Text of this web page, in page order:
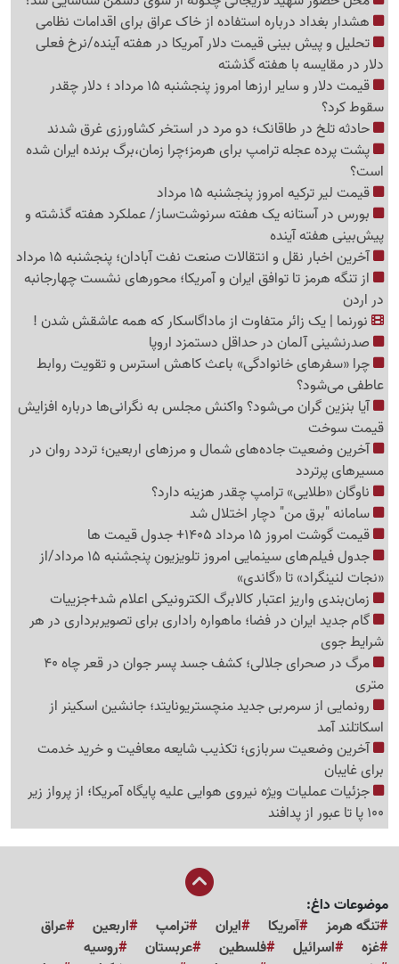
هشدار بغداد درباره استفاده از خاک عراق برای اقدامات نظامی
تحلیل و پیش بینی قیمت دلار آمریکا در هفته آینده/نرخ فعلی
دلار در مقایسه با هفته گذشته
قیمت دلار و سایر ارزها امروز پنجشنبه 15 مرداد ؛ دلار چقدر
سقوط کرد؟
حادثه تلخ در طاقانک؛ دو مرد در استخر کشاورزی غرق شدند
پشت پرده عجله ترامپ برای هرمز؛چرا زمان،برگ برنده ایران شده
است؟
قیمت لیر ترکیه امروز پنجشنبه 15 مرداد
بورس در آستانه یک هفته سرنوشت‌ساز/ عملکرد هفته گذشته و
پیش‌بینی هفته آینده
آخرین اخبار نقل‌ و انتقالات صنعت نفت آبادان؛ پنجشنبه 15 مرداد
از تنگه هرمز تا توافق ایران و آمریکا؛ محورهای نشست چهارجانبه
در اردن
نورنما | یک زائر متفاوت از ماداگاسکار که همه عاشقش شدن !
صدرنشینی آلمان در حداقل دستمزد اروپا
چرا «سفرهای خانوادگی» باعث کاهش استرس و تقویت روابط
عاطفی می‌شود؟
آیا بنزین گران می‌شود؟ واکنش مجلس به نگرانی‌ها درباره افزایش
قیمت سوخت
آخرین وضعیت جاده‌های شمال و مرزهای اربعین؛ تردد روان در
مسیرهای پرتردد
ناوگان «طلایی» ترامپ چقدر هزینه دارد؟
سامانه "برق من" دچار اختلال شد
قیمت گوشت امروز 15 مرداد 1405+ جدول قیمت ها
جدول فیلم‌های سینمایی امروز تلویزیون پنجشنبه 15 مرداد/از
«نجات لنینگراد» تا «گاندی»
زمان‌بندی واریز اعتبار کالابرگ الکترونیکی اعلام شد+جزییات
گام جدید ایران در فضا؛ ماهواره راداری برای تصویربرداری در هر
شرایط جوی
مرگ در صحرای جلالی؛ کشف جسد پسر جوان در قعر چاه 40
متری
رونمایی از سرمربی جدید منچستریونایتد؛ جانشین اسکینر از
اسکاتلند آمد
آخرین وضعیت سربازی؛ تکذیب شایعه معافیت و خرید خدمت
برای غایبان
جزئیات عملیات ویژه نیروی هوایی علیه پایگاه آمریکا؛ از پرواز زیر
100 پا تا عبور از پدافند
موضوعات داغ:
تنگه هرمز
آمریکا ایران ترامپ اربعین
عراق
غزه
اسرائیل فلسطین عربستان
روسیه